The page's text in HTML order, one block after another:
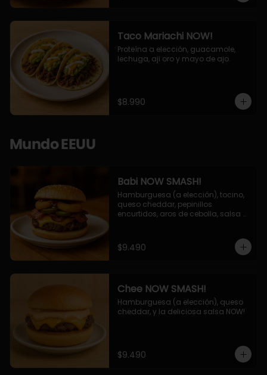
Taco Mariachi NOW!
Proteína a elección, guacamole,
lechuga, aji oro y mayo de ajo.
$8.990
Mundo EEUU
Babi NOW SMASH!
Hamburguesa (a elección), tocino,
queso cheddar, pepinillos
encurtidos, aros de cebolla, salsa
$9.490
Chee NOW SMASH!
Hamburguesa (a elección), queso
cheddar, y la deliciosa salsa NOW!
$9.490